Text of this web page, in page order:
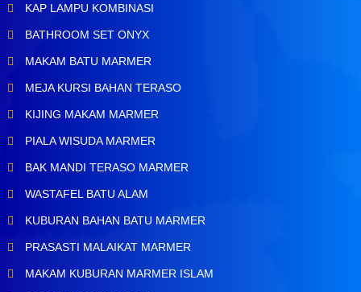
KAP LAMPU KOMBINASI
BATHROOM SET ONYX
MAKAM BATU MARMER
MEJA KURSI BAHAN TERASO
KIJING MAKAM MARMER
PIALA WISUDA MARMER
BAK MANDI TERASO MARMER
WASTAFEL BATU ALAM
KUBURAN BAHAN BATU MARMER
PRASASTI MALAIKAT MARMER
MAKAM KUBURAN MARMER ISLAM